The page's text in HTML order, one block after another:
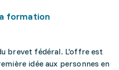
formation
brevet fédéral. L'offre est
idée aux personnes en